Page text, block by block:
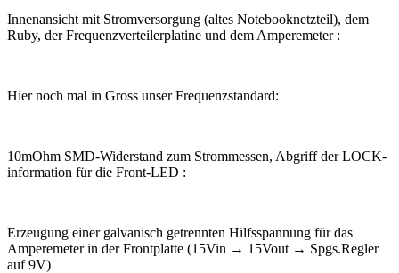
Innenansicht mit Stromversorgung (altes Notebooknetzteil), dem
Ruby, der Frequenzverteilerplatine und dem Amperemeter :
Hier noch mal in Gross unser Frequenzstandard:
10mOhm SMD-Widerstand zum Strommessen, Abgriff der LOCK-
information für die Front-LED :
Erzeugung einer galvanisch getrennten Hilfsspannung für das
Amperemeter in der Frontplatte (15Vin → 15Vout → Spgs.Regler
auf 9V)